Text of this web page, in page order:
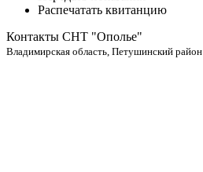
Распечатать квитанцию
Контакты СНТ "Ополье"
Владимирская область, Петушинский район